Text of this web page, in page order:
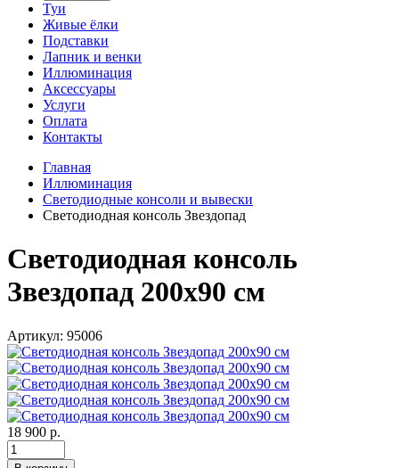
Туи
Живые ёлки
Подставки
Лапник и венки
Иллюминация
Аксессуары
Услуги
Оплата
Контакты
Главная
Иллюминация
Светодиодные консоли и вывески
Светодиодная консоль Звездопад
Светодиодная консоль
Звездопад 200х90 см
Артикул: 95006
18 900 р.